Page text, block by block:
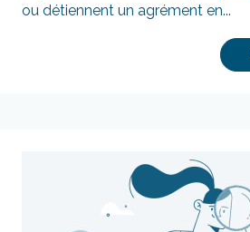
ou détiennent un agrément en...